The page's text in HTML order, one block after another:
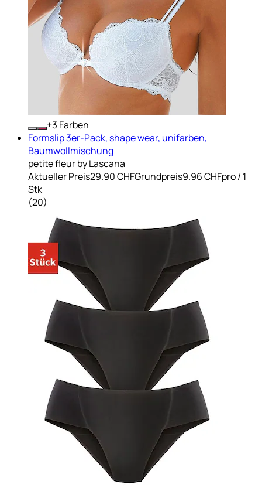
+ Farben
Formslip 3er-Pack, shape wear, unifarben,
Baumwollmischung
petite fleur by Lascana
Aktueller Preis29.90 CHFGrundpreis9.96 CHFpro/ 1
Stk
(20)